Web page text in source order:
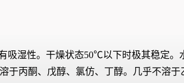
吸湿性。干燥状态50℃以下时极其稳定。
于丙酮、戊醇、氯仿、丁醇。几乎不溶于